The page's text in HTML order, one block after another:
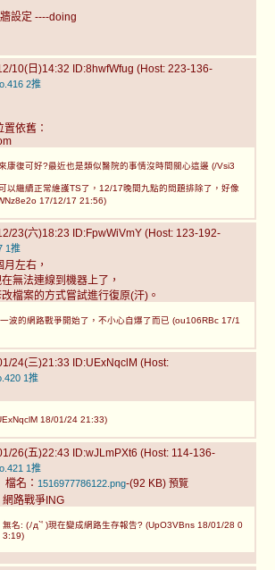
設定 ----doing
10(日)14:32 ID:8hwfWfug (Host: 223-136-
2推
依舊：
康復可好?最近也是類似醫院的事情沒時間關心這邊 (/Vsi3
以繼續正常維護TS了，12/17晚間九點的問題排除了，好像
17/12/17 21:56)
23(六)18:23 ID:FpwWiVmY (Host: 123-192-
1推
左右，
無法連線到機器上了，
檔案的方式嘗試進行復原(汗)。
波的網路戰爭開始了，不小心自爆了而已 (ou106RBc 17/1
24(三)21:33 ID:UExNqclM (Host:
1推
18/01/24 21:33)
26(五)22:43 ID:wJLmPXt6 (Host: 114-136-
1推
檔名： 1516977786122.png-(92 KB) 預覽
網路戰爭ING
無名: (ﾉд`ﾟ)現在變成網路生存報告? (UpO3VBns 18/01/28 0
3:19)